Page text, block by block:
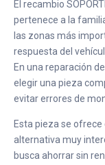
El recambio
pertenece a la
las zonas más
respuesta del
En una reparación
elegir una pieza
evitar errores de
Esta pieza se
alternativa muy
busca ahorrar sin